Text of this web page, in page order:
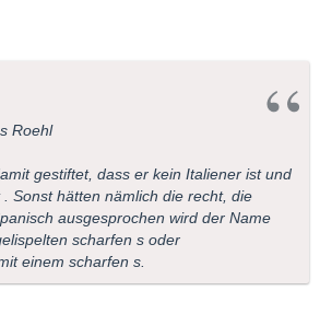
Roehl
gestiftet, dass er kein Italiener ist und
Sonst hätten nämlich die recht, die
ausgesprochen wird der Name
scharfen s oder
einem scharfen s.